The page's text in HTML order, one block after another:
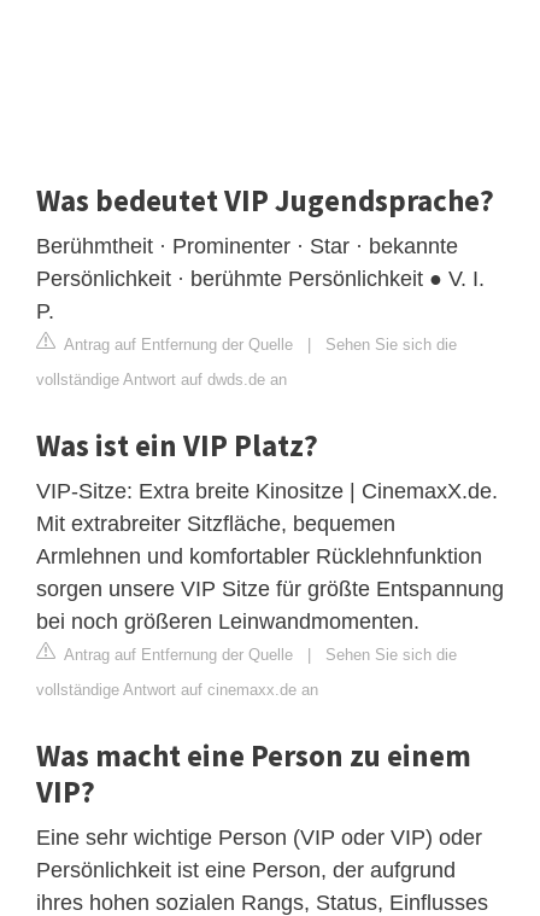
Was bedeutet VIP Jugendsprache?
Berühmtheit · Prominenter · Star · bekannte
Persönlichkeit · berühmte Persönlichkeit ● V. I.
P.
Antrag auf Entfernung der Quelle | Sehen Sie sich die
vollständige Antwort auf dwds.de an
Was ist ein VIP Platz?
VIP-Sitze: Extra breite Kinositze | CinemaxX.de.
Mit extrabreiter Sitzfläche, bequemen
Armlehnen und komfortabler Rücklehnfunktion
sorgen unsere VIP Sitze für größte Entspannung
bei noch größeren Leinwandmomenten.
Antrag auf Entfernung der Quelle | Sehen Sie sich die
vollständige Antwort auf cinemaxx.de an
Was macht eine Person zu einem
VIP?
Eine sehr wichtige Person (VIP oder VIP) oder
Persönlichkeit ist eine Person, der aufgrund
ihres hohen sozialen Rangs, Status, Einflusses